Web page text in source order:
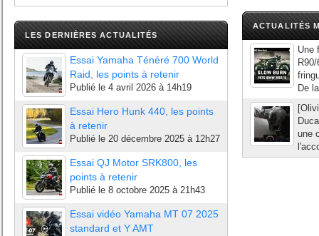
LES DERNIÈRES ACTUALITÉS
Essai Yamaha Ténéré 700 World
Raid, les points à retenir
Publié le 4 avril 2026 à 14h19
Essai Hero Hunk 440, les points
à retenir
Publié le 20 décembre 2025 à 12h27
Essai QJ Motor SRK800, les
points à retenir
Publié le 8 octobre 2025 à 21h43
Essai vidéo Yamaha MT 07 2025
standard et Y AMT
ACTUALITÉS
Une
De
une